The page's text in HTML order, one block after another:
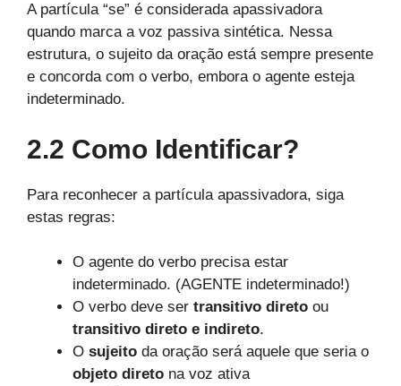
A partícula “se” é considerada apassivadora
quando marca a voz passiva sintética. Nessa
estrutura, o sujeito da oração está sempre presente
e concorda com o verbo, embora o agente esteja
indeterminado.
2.2 Como Identificar?
Para reconhecer a partícula apassivadora, siga
estas regras:
O agente do verbo precisa estar
indeterminado. (AGENTE indeterminado!)
O verbo deve ser transitivo direto ou
transitivo direto e indireto.
O sujeito da oração será aquele que seria o
objeto direto na voz ativa